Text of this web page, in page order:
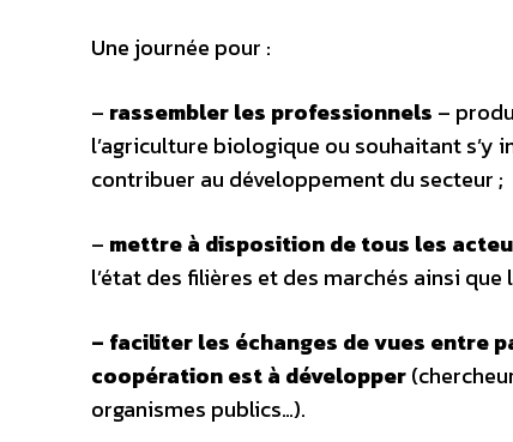
Une journée pour :
– rassembler les professionnels –
l’agriculture biologique ou souhaitant s’y
contribuer au développement du secteur ;
– mettre à disposition de tous les
l’état des filières et des marchés ainsi
– faciliter les échanges de vues entre
coopération est à développer
organismes publics…).